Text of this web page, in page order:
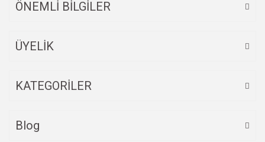
ÖNEMLİ BİLGİLER
ÜYELİK
KATEGORİLER
Blog